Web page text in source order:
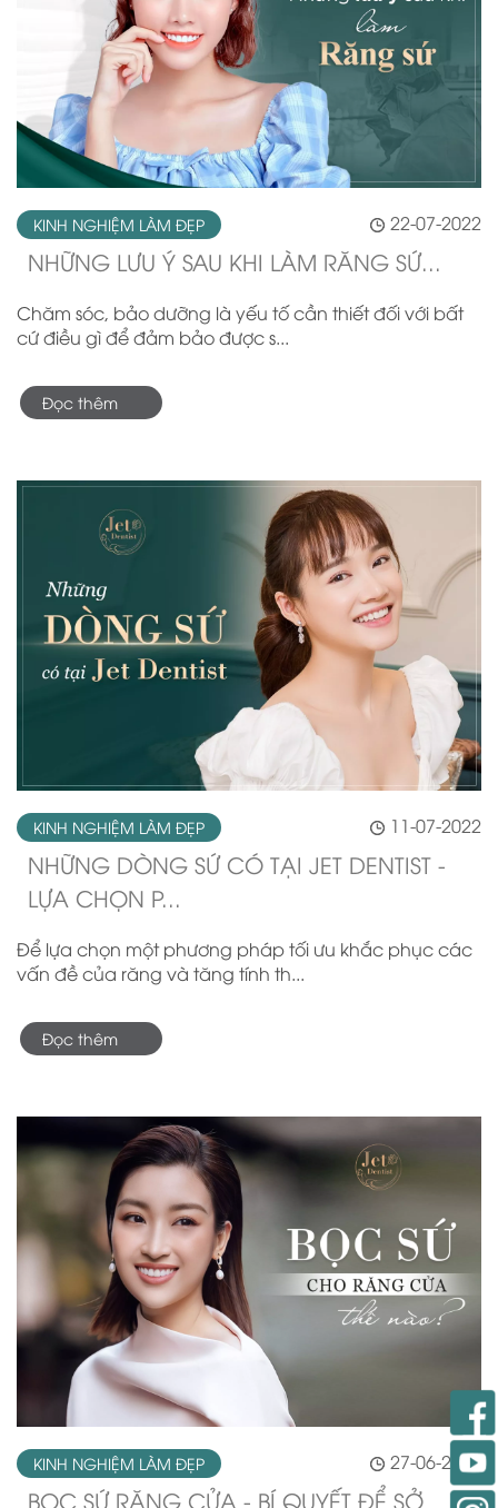
22-07-2022
KINH NGHIỆM LÀM ĐẸP
NHỮNG LƯU Ý SAU KHI LÀM RĂNG SỨ...
Chăm sóc, bảo dưỡng là yếu tố cần thiết đối với bất
cứ điều gì để đảm bảo được s...
Đọc thêm
11-07-2022
KINH NGHIỆM LÀM ĐẸP
NHỮNG DÒNG SỨ CÓ TẠI JET DENTIST -
LỰA CHỌN P...
Để lựa chọn một phương pháp tối ưu khắc phục các
vấn đề của răng và tăng tính th...
Đọc thêm
27-06-2022
KINH NGHIỆM LÀM ĐẸP
BỌC SỨ RĂNG CỬA - BÍ QUYẾT ĐỂ SỞ